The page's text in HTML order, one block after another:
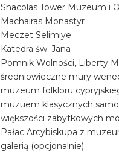
Shacolas Tower Muzeum i
Machairas Monastyr
Meczet Selimiye
Katedra św. Jana
Pomnik Wolności, Liberty
średniowieczne mury
muzeum folkloru
muzuem klasycznych
większości zabytkowych
Pałac Arcybiskupa z
galerią (opcjonalnie)